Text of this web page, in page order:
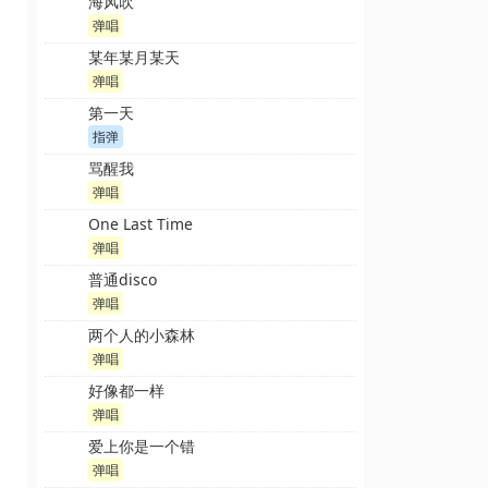
弹唱
某年某月某天
弹唱
第一天
指弹
骂醒我
弹唱
One Last Time
弹唱
普通disco
弹唱
两个人的小森林
弹唱
好像都一样
弹唱
爱上你是一个错
弹唱